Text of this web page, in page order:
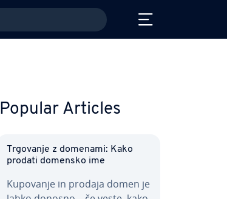
Popular Articles
Trgovanje z domenami: Kako
prodati domensko ime
Kupovanje in prodaja domen je